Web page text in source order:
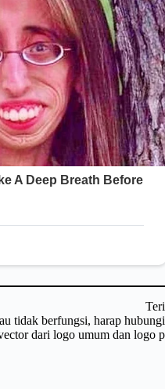
tidak berfungsi, harap
dari logo umum dan logo